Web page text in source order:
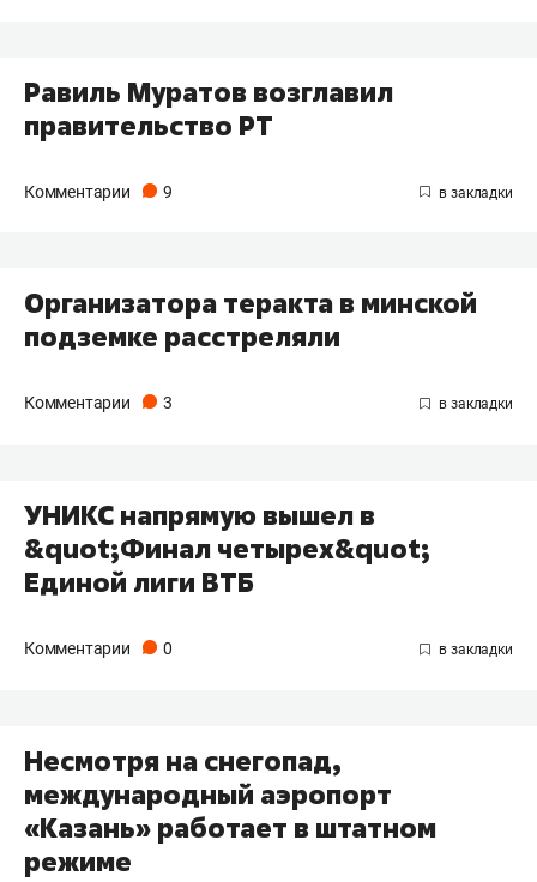
Равиль Муратов возглавил
правительство РТ
Комментарии 9
Организатора теракта в минской
подземке расстреляли
Комментарии 3
УНИКС напрямую вышел в
&quot;Финал четырех&quot;
Единой лиги ВТБ
Комментарии 0
Несмотря на снегопад,
международный аэропорт
«Казань» работает в штатном
режиме